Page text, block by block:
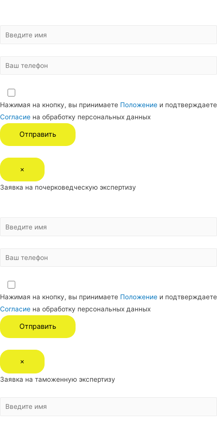
Нажимая на кнопку, вы принимаете Положение и подтверждаете
Согласие на обработку персональных данных
×
Заявка на почерковедческую экспертизу
Нажимая на кнопку, вы принимаете Положение и подтверждаете
Согласие на обработку персональных данных
×
Заявка на таможенную экспертизу